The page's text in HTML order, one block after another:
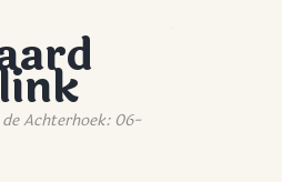
Achterhoek: 06-